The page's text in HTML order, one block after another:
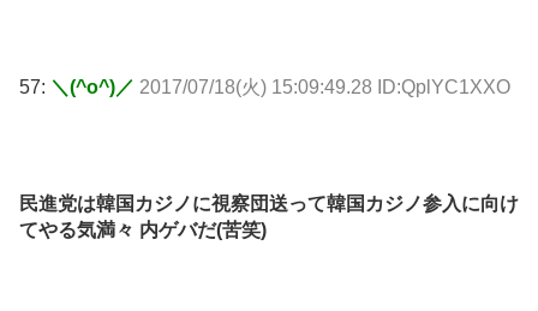
57: ＼(^o^)／ 2017/07/18(火) 15:09:49.28 ID:QplYC1XXO
民進党は韓国カジノに視察団送って韓国カジノ参入に向け
てやる気満々 内ゲバだ(苦笑)